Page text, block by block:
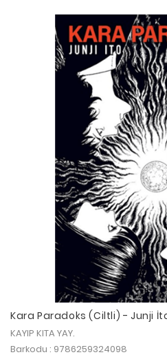
Kara Paradoks (Ciltli) - Junji İto
KAYIP KITA YAY.
Barkodu : 9786259324098